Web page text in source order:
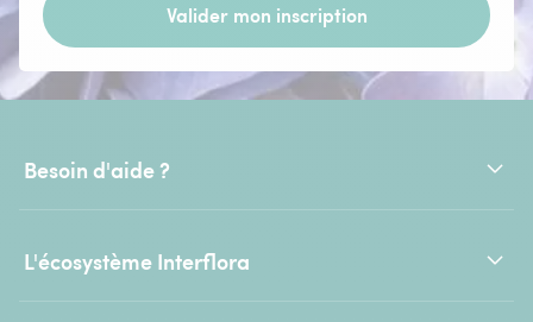
Valider mon inscription
Besoin d'aide ?
L'écosystème Interflora